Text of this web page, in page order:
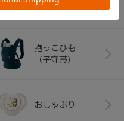
チャイルドシート
抱っこひも
（子守帯）
おしゃぶり